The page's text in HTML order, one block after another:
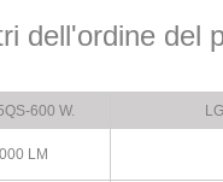
dell'ordine del
600 W.
LM